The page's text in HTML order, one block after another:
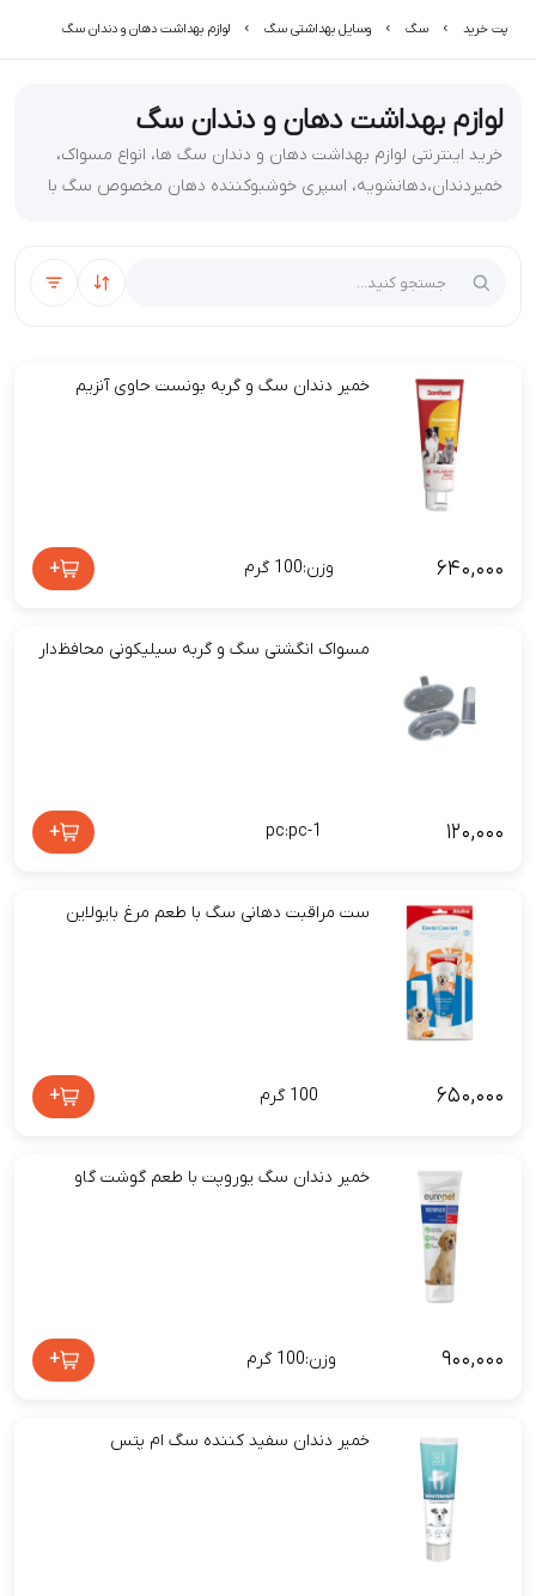
پت خرید سگ وسایل بهداشتی سگ لوازم بهداشت دهان و دندان سگ
لوازم بهداشت دهان و دندان سگ
خرید اینترنتی لوازم بهداشت دهان و دندان سگ ها، انواع مسواک،
خمیردندان،دهانشویه، اسپری خوشبوکننده دهان مخصوص سگ با
مرتب‌سازی
فیلتر
خمیر دندان سگ و گربه بونست حاوی آنزیم
۶۴۰,۰۰۰ وزن:100 گرم +
مسواک انگشتی سگ و گربه سیلیکونی محافظ‌دار
۱۲۰,۰۰۰ pc:pc-1
+
ست مراقبت دهانی سگ با طعم مرغ بایولاین
۶۵۰,۰۰۰ 100 گرم +
خمیر دندان سگ یوروپت با طعم گوشت گاو
۹۰۰,۰۰۰ وزن:100 گرم +
خمیر دندان سفید کننده سگ ام پتس